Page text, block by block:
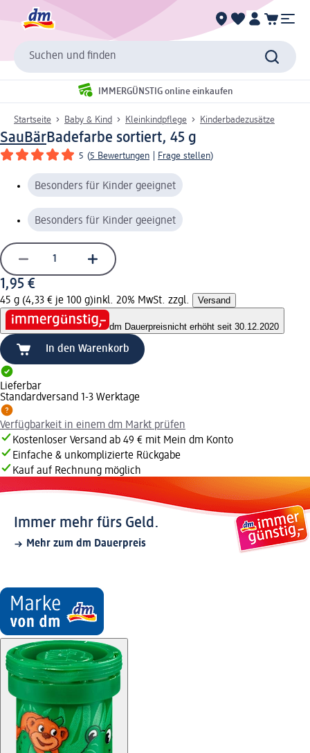
Suchen und finden
IMMERGÜNSTIG online einkaufen
Startseite Baby & Kind Kleinkindpflege Kinderbadezusätze
SauBärBadefarbe sortiert, 45 g
5 (5 Bewertungen Frage stellen)
Besonders für Kinder geeignet
Besonders für Kinder geeignet
1,95 €
45 g (4,33 € je 100 g)inkl. 20% MwSt. zzgl. Versand
dm Dauerpreisnicht erhöht seit 30.12.2020
In den Warenkorb
Lieferbar
Standardversand 1-3 Werktage
Verfügbarkeit in einem dm Markt prüfen
Kostenloser Versand ab 49 € mit Mein dm Konto
Einfache & unkomplizierte Rückgabe
Kauf auf Rechnung möglich
Immer mehr fürs Geld.
Mehr zum dm Dauerpreis